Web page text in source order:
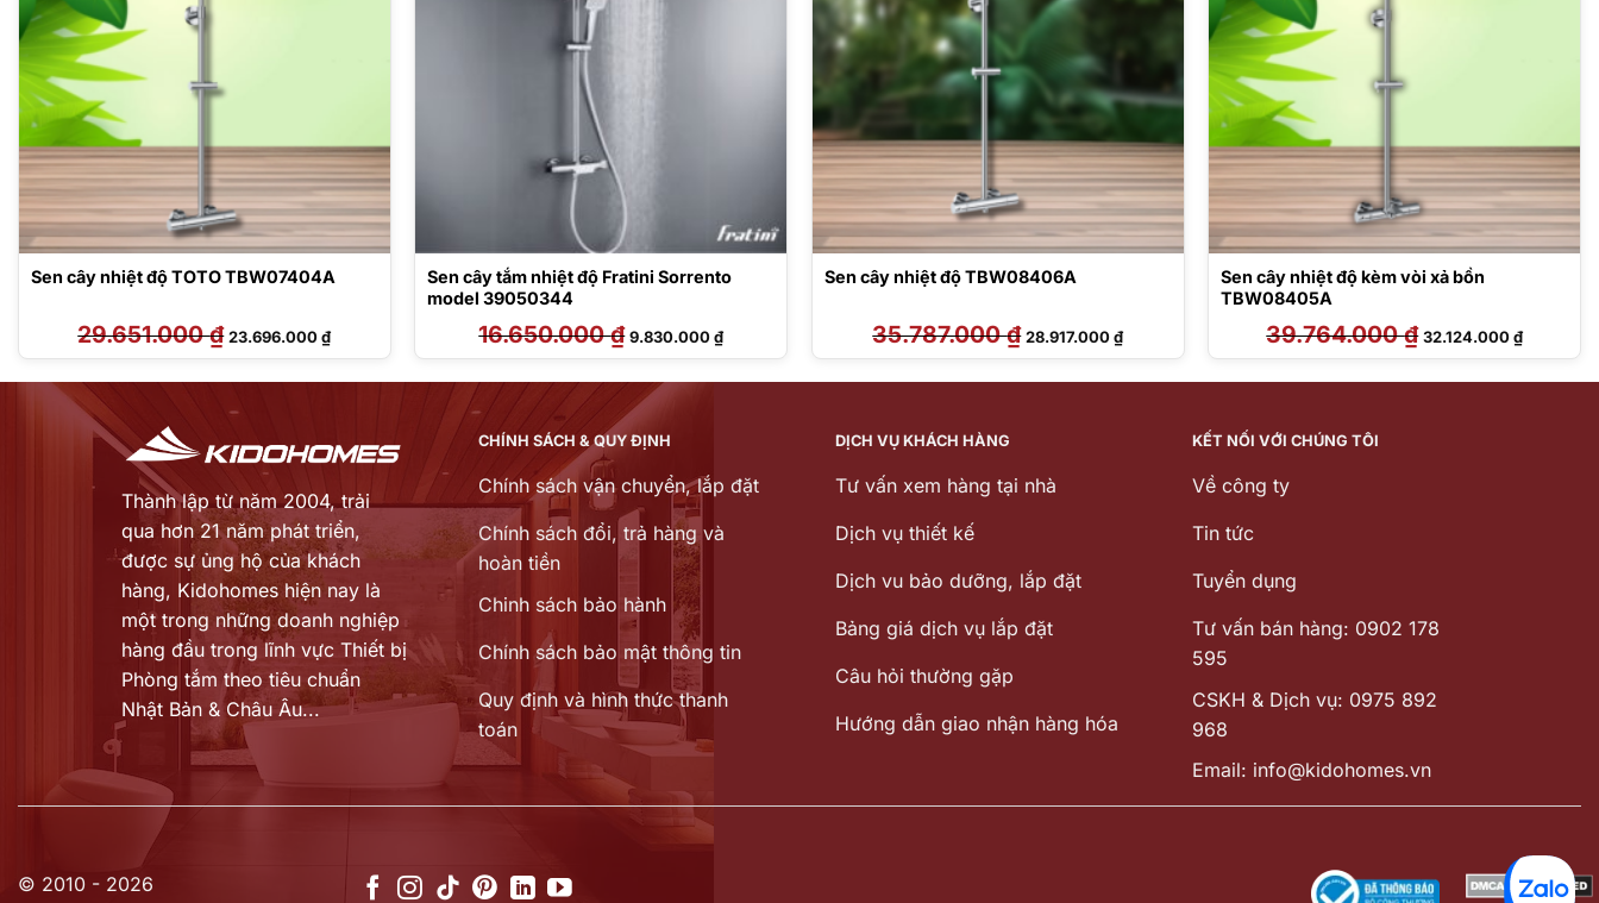
Sen cây nhiệt độ TOTO TBW07404A
29.651.000₫ Giá
gốc
là:
23.696.000₫Giá
hiện
tại
23.696.000 ₫.
Sen cây tắm nhiệt độ Fratini Sorrento
model 39050344
16.650.000₫ Giá
gốc
là:
9.830.000₫Giá
hiện
tại
9.830.000 ₫.
Sen cây nhiệt độ TBW08406A
35.787.000₫ Giá
gốc
là:
28.917.000₫Giá
hiện
tại
28.917.000 ₫.
Sen cây nhiệt độ kèm vòi xả bồn
TBW08405A
39.764.000₫ Giá
gốc
là:
32.124.000₫Giá
hiện
tại
₫.
Thành lập từ năm 2004, trải
qua hơn 21 năm phát triển,
được sự ủng hộ của khách
hàng, Kidohomes hiện nay là
một trong những doanh nghiệp
hàng đầu trong lĩnh vực Thiết bị
Phòng tắm theo tiêu chuẩn
Nhật Bản & Châu Âu...
CHÍNH SÁCH & QUY ĐỊNH
Chính sách vận chuyển, lắp đặt
Chính sách đổi, trả hàng và
hoàn tiền
Chinh sách bảo hành
Chính sách bảo mật thông tin
Quy định và hình thức thanh
toán
DỊCH VỤ KHÁCH HÀNG
Tư vấn xem hàng tại nhà
Dịch vụ thiết kế
Dịch vu bảo dưỡng, lắp đặt
Bảng giá dịch vụ lắp đặt
Câu hỏi thường gặp
Hướng dẫn giao nhận hàng hóa
KẾT NỐI VỚI CHÚNG TÔI
Về công ty
Tin tức
Tuyển dụng
Tư vấn bán hàng: 0902 178
595
CSKH & Dịch vụ: 0975 892
968
Email: info@kidohomes.vn
© 2010 - 2026